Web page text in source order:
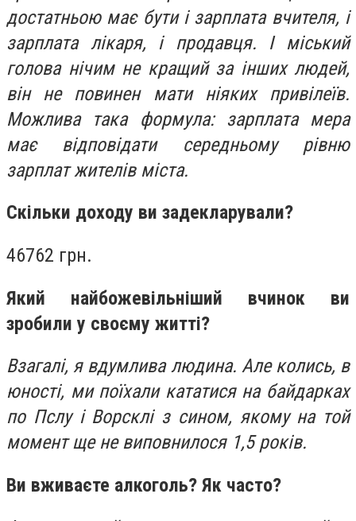
достатньою має бути і зарплата вчителя, і
зарплата лікаря, і продавця. І міський
голова нічим не кращий за інших людей,
він не повинен мати ніяких привілеїв.
Можлива така формула: зарплата мера
має відповідати середньому рівню
зарплат жителів міста.
Скільки доходу ви задекларували?
46762 грн.
Який найбожевільніший вчинок ви
зробили у своєму житті?
Взагалі, я вдумлива людина. Але колись, в
юності, ми поїхали кататися на байдарках
по Пслу і Ворсклі з сином, якому на той
момент ще не виповнилося 1,5 років.
Ви вживаєте алкоголь? Як часто?